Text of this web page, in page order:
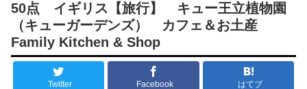
50点 イギリス【旅行】 キュー王立植物園
（キューガーデンズ） カフェ＆お土産
Family Kitchen & Shop
Twitter Facebook はてブ